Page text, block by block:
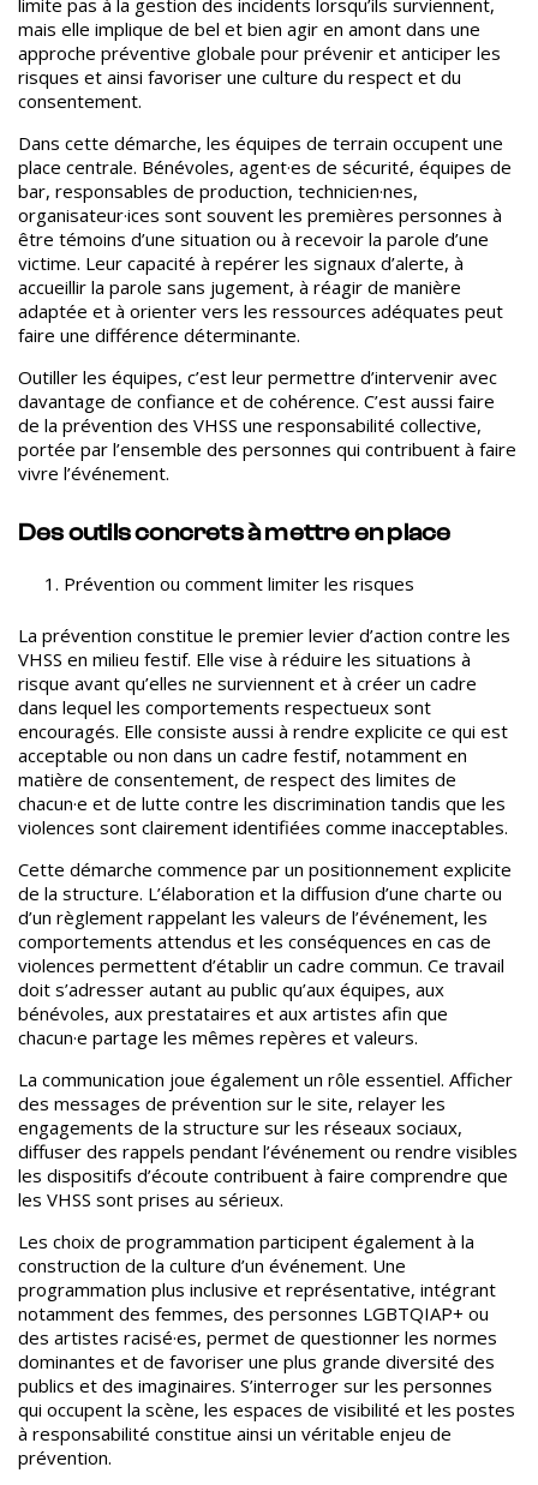
mais elle implique de bel et bien agir en amont dans une
approche préventive globale pour prévenir et anticiper les
risques et ainsi favoriser une culture du respect et du
consentement.
Dans cette démarche, les équipes de terrain occupent une
place centrale. Bénévoles, agent·es de sécurité, équipes de
bar, responsables de production, technicien·nes,
organisateur·ices sont souvent les premières personnes à
être témoins d’une situation ou à recevoir la parole d’une
victime. Leur capacité à repérer les signaux d’alerte, à
accueillir la parole sans jugement, à réagir de manière
adaptée et à orienter vers les ressources adéquates peut
faire une différence déterminante.
Outiller les équipes, c’est leur permettre d’intervenir avec
davantage de confiance et de cohérence. C’est aussi faire
de la prévention des VHSS une responsabilité collective,
portée par l’ensemble des personnes qui contribuent à faire
vivre l’événement.
Des outils concrets à mettre en place
Prévention ou comment limiter les risques
La prévention constitue le premier levier d’action contre les
VHSS en milieu festif. Elle vise à réduire les situations à
risque avant qu’elles ne surviennent et à créer un cadre
dans lequel les comportements respectueux sont
encouragés. Elle consiste aussi à rendre explicite ce qui est
acceptable ou non dans un cadre festif, notamment en
matière de consentement, de respect des limites de
chacun·e et de lutte contre les discrimination tandis que les
violences sont clairement identifiées comme inacceptables.
Cette démarche commence par un positionnement explicite
de la structure. L’élaboration et la diffusion d’une charte ou
d’un règlement rappelant les valeurs de l’événement, les
comportements attendus et les conséquences en cas de
violences permettent d’établir un cadre commun. Ce travail
doit s’adresser autant au public qu’aux équipes, aux
bénévoles, aux prestataires et aux artistes afin que
chacun·e partage les mêmes repères et valeurs.
La communication joue également un rôle essentiel. Afficher
des messages de prévention sur le site, relayer les
engagements de la structure sur les réseaux sociaux,
diffuser des rappels pendant l’événement ou rendre visibles
les dispositifs d’écoute contribuent à faire comprendre que
les VHSS sont prises au sérieux.
Les choix de programmation participent également à la
construction de la culture d’un événement. Une
programmation plus inclusive et représentative, intégrant
notamment des femmes, des personnes LGBTQIAP+ ou
des artistes racisé·es, permet de questionner les normes
dominantes et de favoriser une plus grande diversité des
publics et des imaginaires. S’interroger sur les personnes
qui occupent la scène, les espaces de visibilité et les postes
à responsabilité constitue ainsi un véritable enjeu de
prévention.